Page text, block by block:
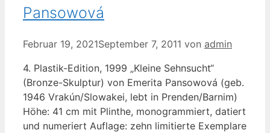
Pansowová
Februar 19, 2021September 7, 2011 von admin
4. Plastik-Edition, 1999 „Kleine Sehnsucht“
(Bronze-Skulptur) von Emerita Pansowová (geb.
1946 Vrakún/Slowakei, lebt in Prenden/Barnim)
Höhe: 41 cm mit Plinthe, monogrammiert, datiert
und numeriert Auflage: zehn limitierte Exemplare